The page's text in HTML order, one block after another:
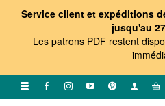
Service client et expéditions
jusqu'au
Les patrons PDF restent